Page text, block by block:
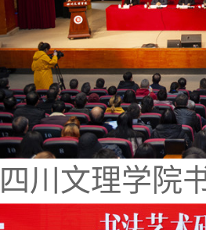
四川文理学院